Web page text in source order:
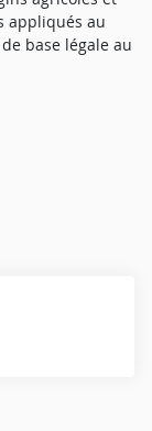
appliqués au
base légale au